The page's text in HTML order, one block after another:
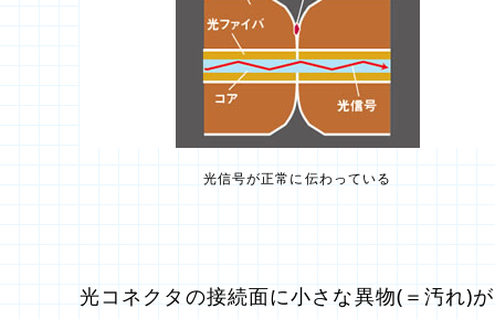
光信号が正常に伝わっている
光コネクタの接続面に小さな異物(＝汚れ)